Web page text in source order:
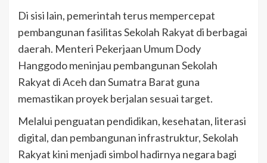
Di sisi lain, pemerintah terus mempercepat
pembangunan fasilitas Sekolah Rakyat di berbagai
daerah. Menteri Pekerjaan Umum Dody
Hanggodo meninjau pembangunan Sekolah
Rakyat di Aceh dan Sumatra Barat guna
memastikan proyek berjalan sesuai target.
Melalui penguatan pendidikan, kesehatan, literasi
digital, dan pembangunan infrastruktur, Sekolah
Rakyat kini menjadi simbol hadirnya negara bagi